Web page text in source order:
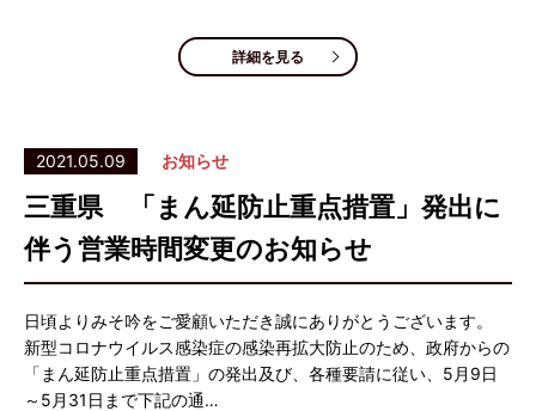
詳細を見る
2021.05.09 お知らせ
三重県 「まん延防止重点措置」発出に
伴う営業時間変更のお知らせ
日頃よりみそ吟をご愛顧いただき誠にありがとうございます。
新型コロナウイルス感染症の感染再拡大防止のため、政府からの
「まん延防止重点措置」の発出及び、各種要請に従い、5月9日
～5月31日まで下記の通…